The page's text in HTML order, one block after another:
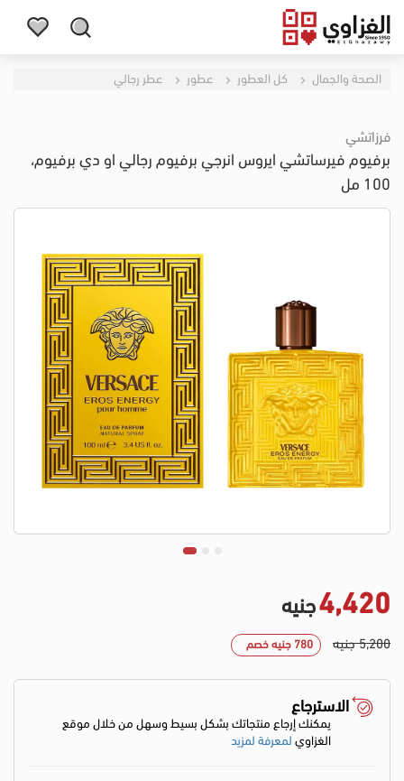
الصحة والجمال كل العطور عطور عطر رجالي
فرزاتشي
برفيوم فيرساتشي ايروس انرجي برفيوم رجالي او دي برفيوم،
100 مل
4,420جنيه
5,200 جنيه 780 جنيه خصم
الاسترجاع
يمكنك إرجاع منتجاتك بشكل بسيط وسهل من خلال موقع
الغزاويلمعرفة لمزيد